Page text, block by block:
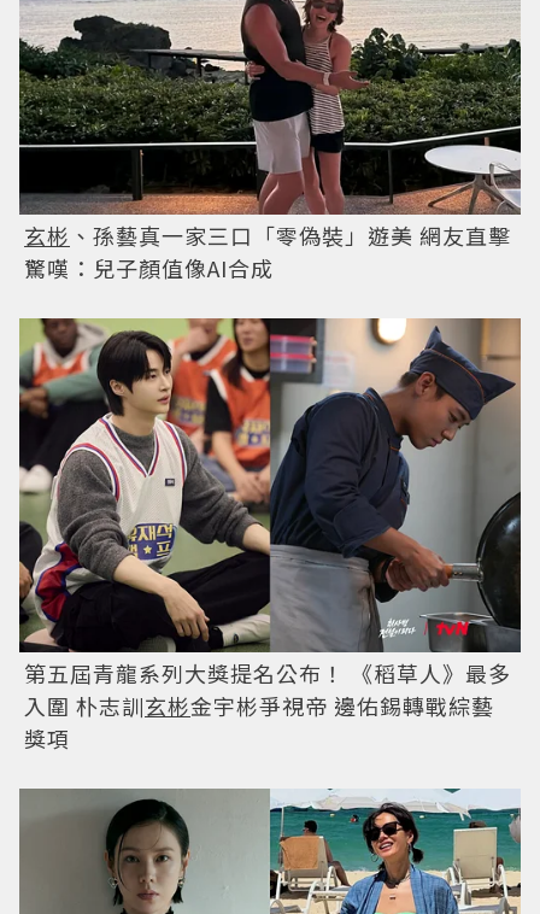
玄彬 、孫藝真一家三口「零偽裝」遊美 網友直擊
驚嘆：兒子顏值像AI合成
第五屆青龍系列大獎提名公布！ 《稻草人》最多
入圍 朴志訓玄彬金宇彬爭視帝 邊佑錫轉戰綜藝
獎項